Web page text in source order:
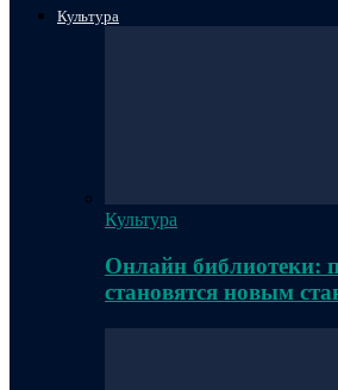
Культура
Культура
Онлайн библиотеки:
становятся новым